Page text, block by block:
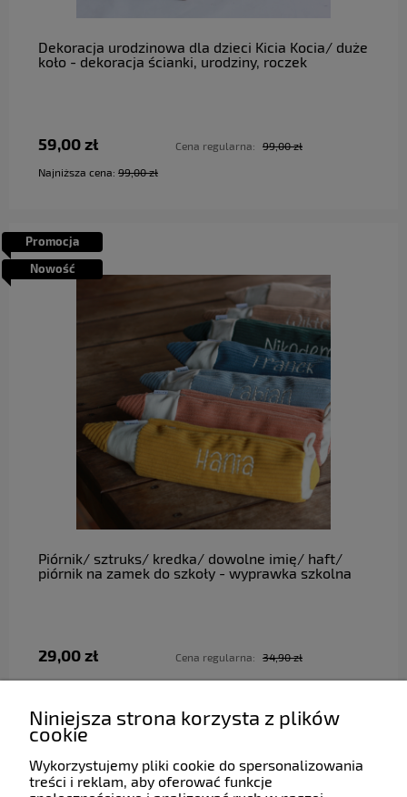
Dekoracja urodzinowa dla dzieci Kicia Kocia/ duże
koło - dekoracja ścianki, urodziny, roczek
59,00 zł Cena regularna: 99,00 zł
Najniższa cena: 99,00 zł
Piórnik/ sztruks/ kredka/ dowolne imię/ haft/
piórnik na zamek do szkoły - wyprawka szkolna
29,00 zł Cena regularna: 34,90 zł
Najniższa cena:34,90 zł
Promocja
Nowość
Pomoc
Niniejsza strona korzysta z plików
cookie
Wykorzystujemy pliki cookie do spersonalizowania
treści i reklam, aby oferować funkcje